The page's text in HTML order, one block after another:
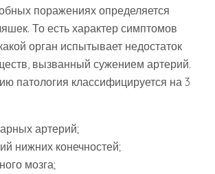
поражениях определяется
То есть характер симптомов
орган испытывает недостаток
вызванный сужением артерий.
патология классифицируется на 3
артерий;
нижних конечностей;
мозга;